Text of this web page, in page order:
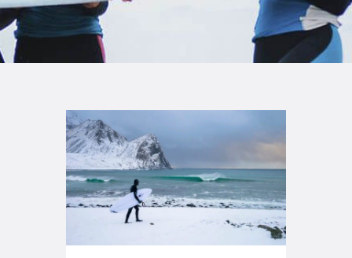
TIENDA FAMILY SURFERS
WEBCAM SALINAS
PEDIDOS